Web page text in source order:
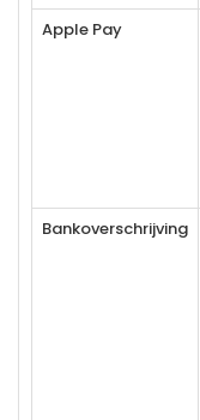
Apple Pay
Bankoverschrijving